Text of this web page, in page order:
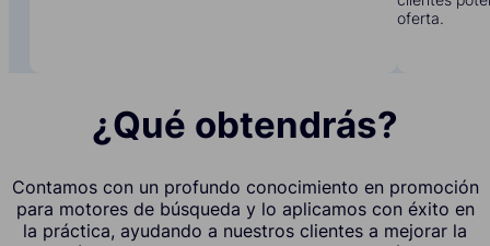
oferta.
¿Qué obtendrás?
Contamos con un profundo conocimiento en promoción
para motores de búsqueda y lo aplicamos con éxito en
la práctica, ayudando a nuestros clientes a mejorar la